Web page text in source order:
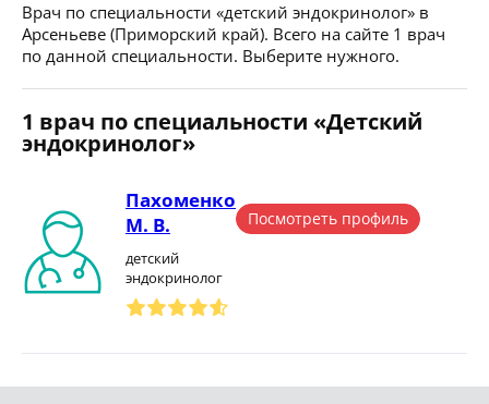
Врач по специальности «детский эндокринолог» в
Арсеньеве (Приморский край). Всего на сайте 1 врач
по данной специальности. Выберите нужного.
1 врач по специальности «Детский
эндокринолог»
Пахоменко
М. В.
детский
эндокринолог
Посмотреть профиль